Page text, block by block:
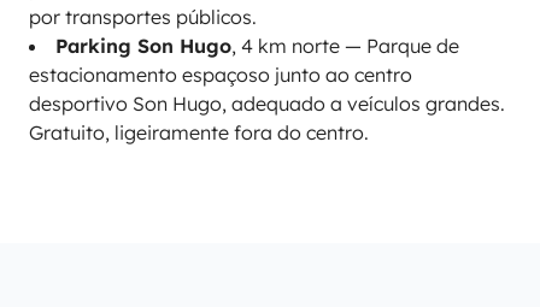
por transportes públicos.
Parking Son Hugo, 4 km norte — Parque de
estacionamento espaçoso junto ao centro
desportivo Son Hugo, adequado a veículos grandes.
Gratuito, ligeiramente fora do centro.